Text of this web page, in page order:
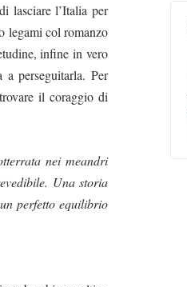
lasciare l’Italia per
legami col romanzo
infine in vero
perseguitarla. Per
il coraggio di
nei meandri
Una storia
perfetto equilibrio